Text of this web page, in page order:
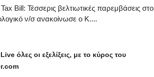
Bill: Τέσσερις βελτιωτικές παρεμβάσεις στο
ν/σ ανακοίνωσε ο Κ....
Liveόλες οι εξελίξεις, με το κύρος του
.com